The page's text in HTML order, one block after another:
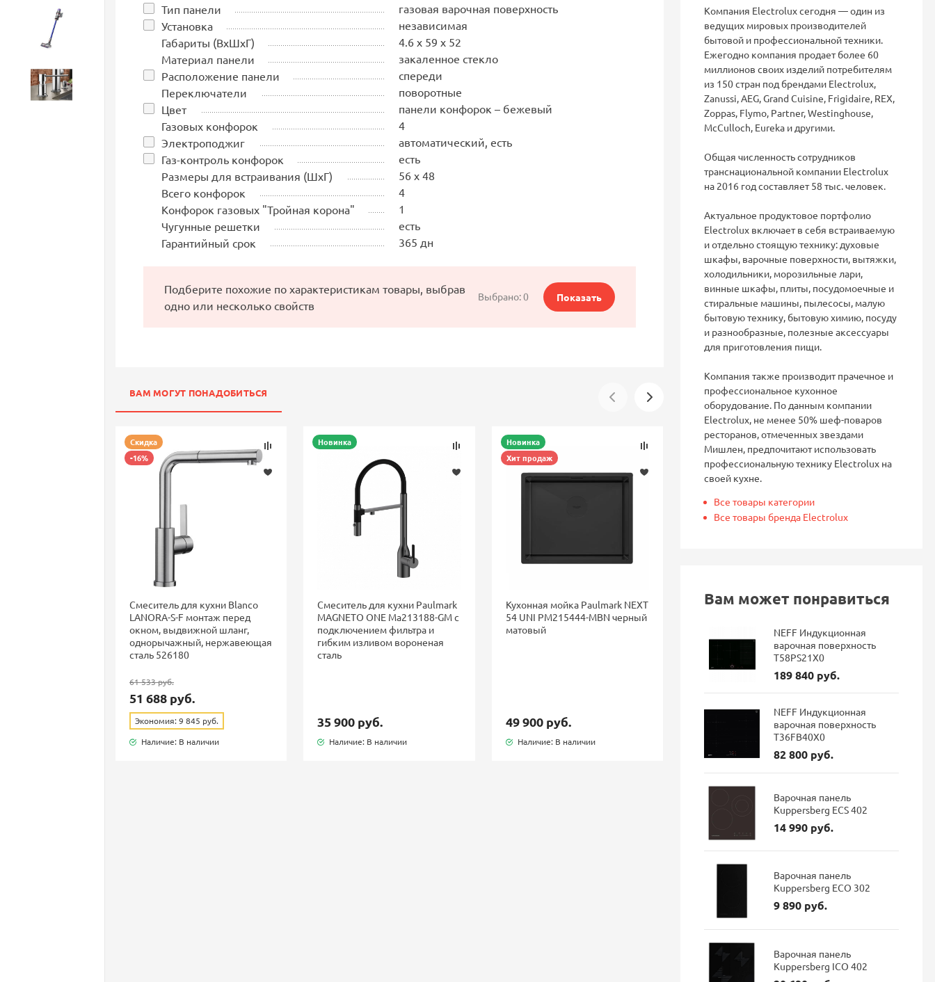
Бытовая техника
Аксессуары
Тип панели
газовая варочная поверхность
Установка
независимая
Габариты (ВхШхГ)
4.6 x 59 x 52
Материал панели
закаленное стекло
Расположение панели
спереди
Переключатели
поворотные
Цвет
панели конфорок – бежевый
Газовых конфорок
4
Электроподжиг
автоматический, есть
Газ-контроль конфорок
есть
Размеры для встраивания (ШхГ)
56 x 48
Всего конфорок
4
Конфорок газовых "Тройная корона"
1
Чугунные решетки
есть
Гарантийный срок
365 дн
Подберите похожие по характеристикам товары, выбрав
одно или несколько свойств
Выбрано:0 Показать
ВАМ МОГУТ ПОНАДОБИТЬСЯ
Скидка
-16%
Смеситель для кухни Blanco
LANORA-S-F монтаж перед
окном, выдвижной шланг,
однорычажный, нержавеющая
сталь 526180
61 533 руб.
51 688 руб.
Экономия: 9 845 руб.
Наличие: В наличии
Новинка
Смеситель для кухни Paulmark
MAGNETO ONE Ma213188-GM с
подключением фильтра и
гибким изливом вороненая
сталь
35 900 руб.
Наличие: В наличии
Новинка
Хит продаж
Кухонная мойка Paulmark NEXT
54 UNI PM215444-MBN черный
матовый
49 900 руб.
Наличие: В наличии
Скидка
Смеситель для кухни Blanco
окном, однорычажный,
нержавеющая сталь 526179
38 711 руб.
Наличие: В наличии
Смеситель
96 337
Компания Electrolux сегодня — один из
ведущих мировых производителей
бытовой и профессиональной техники.
Ежегодно компания продает более 60
миллионов своих изделий потребителям
из 150 стран под брендами Electrolux,
Zanussi, AEG, Grand Cuisine, Frigidaire, REX,
Zoppas, Flymo, Partner, Westinghouse,
McCulloch, Eureka и другими.
Общая численность сотрудников
транснациональной компании Electrolux
на 2016 год составляет 58 тыс. человек.
Актуальное продуктовое портфолио
Electrolux включает в себя встраиваемую
и отдельно стоящую технику: духовые
шкафы, варочные поверхности, вытяжки,
холодильники, морозильные лари,
винные шкафы, плиты, посудомоечные и
стиральные машины, пылесосы, малую
бытовую технику, бытовую химию, посуду
и разнообразные, полезные аксессуары
для приготовления пищи.
Компания также производит прачечное и
профессиональное кухонное
оборудование. По данным компании
Electrolux, не менее 50% шеф-поваров
ресторанов, отмеченных звездами
Мишлен, предпочитают использовать
профессиональную технику Electrolux на
своей кухне.
Все товары категории
Все товары бренда Electrolux
Вам может понравиться
NEFF Индукционная
варочная поверхность
T58PS21X0
189 840 руб.
NEFF Индукционная
варочная поверхность
T36FB40X0
82 800 руб.
Варочная панель
Kuppersberg ECS 402
14 990 руб.
Варочная панель
Kuppersberg ECO 302
9 890 руб.
Варочная панель
Kuppersberg ICO 402